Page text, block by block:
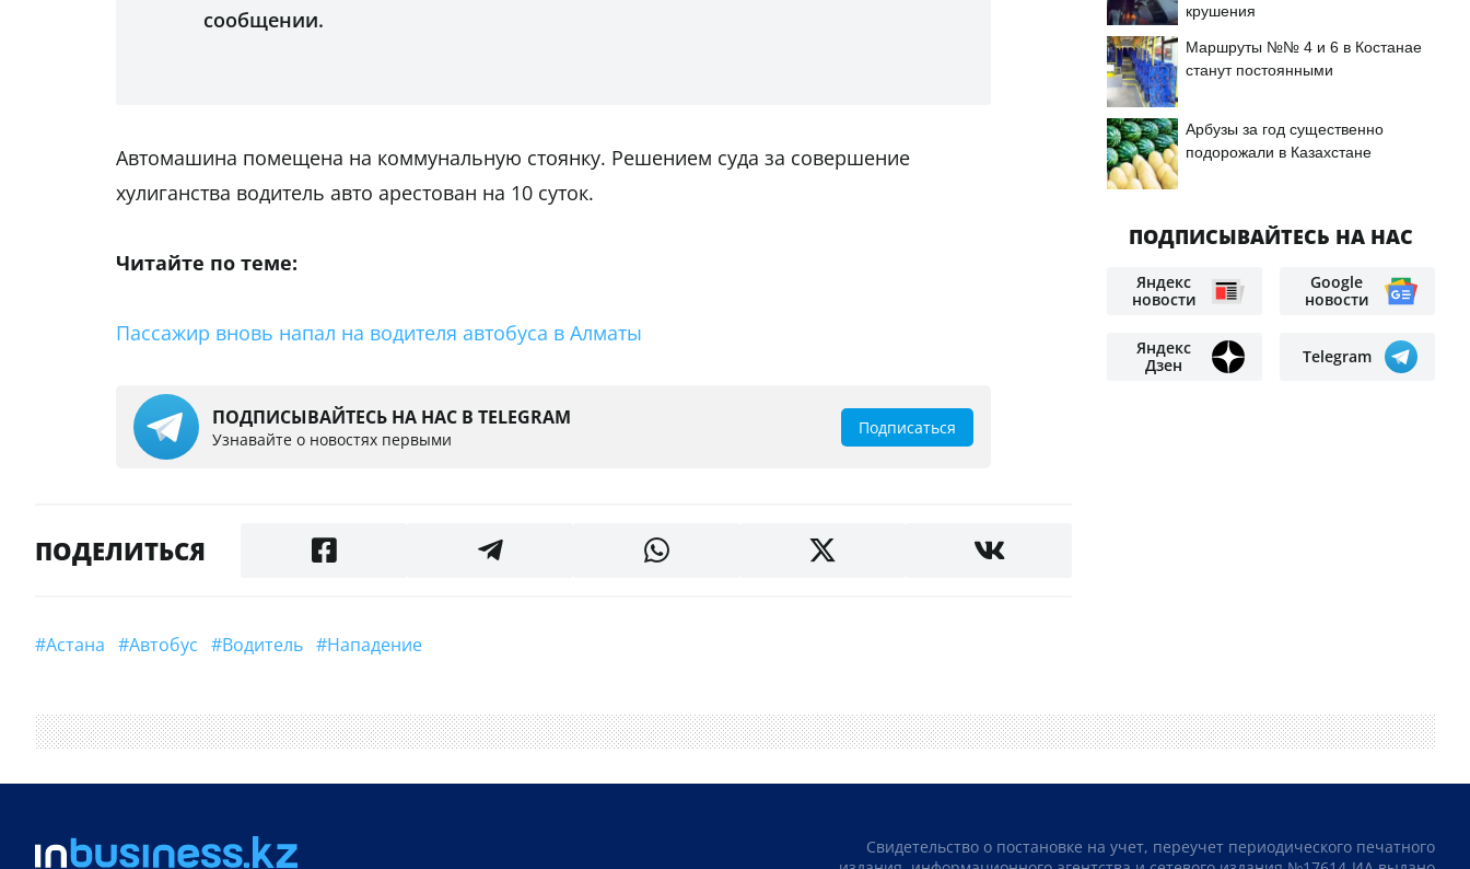
сообщении.
Автомашина помещена на коммунальную стоянку. Решением суда за совершение
хулиганства водитель авто арестован на 10 суток.
Читайте по теме:
Пассажир вновь напал на водителя автобуса в Алматы
ПОДПИСЫВАЙТЕСЬ НА НАС В TELEGRAM
Узнавайте о новостях первыми
Подписаться
ПОДЕЛИТЬСЯ
#Астана #Автобус #Водитель #нападение
крушения
Маршруты №№ 4 и 6 в Костанае
станут постоянными
Арбузы за год существенно
подорожали в Казахстане
ПОДПИСЫВАЙТЕСЬ НА НАС
Яндекс
новости
Google
новости
Яндекс
Дзен
Telegram
Свидетельство о постановке на учет, переучет периодического печатного